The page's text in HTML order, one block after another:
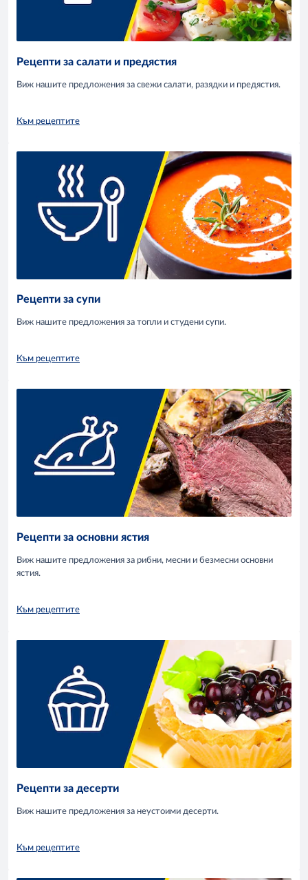
Рецепти за салати и предястия
Виж нашите предложения за свежи салати, разядки и предястия.
Към рецептите
Рецепти за супи
Виж нашите предложения за топли и студени супи.
Към рецептите
Рецепти за основни ястия
Виж нашите предложения за рибни, месни и безмесни основни
ястия.
Към рецептите
Рецепти за десерти
Виж нашите предложения за неустоими десерти.
Към рецептите